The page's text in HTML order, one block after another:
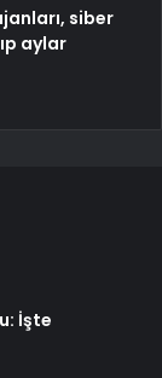
siber
aylar
İşte